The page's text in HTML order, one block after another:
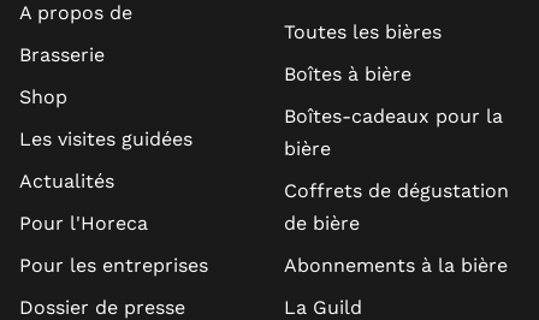
A propos de
Brasserie
Shop
Les visites guidées
Actualités
Pour l'Horeca
Pour les entreprises
Dossier de presse
Toutes les bières
Boîtes à bière
Boîtes-cadeaux pour la
bière
Coffrets de dégustation
de bière
Abonnements à la bière
La Guild